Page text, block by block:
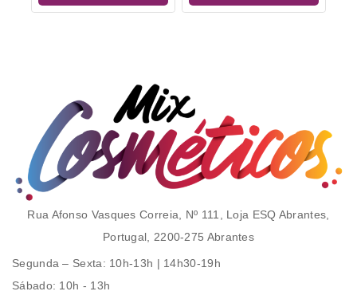
Rua Afonso Vasques Correia, Nº 111, Loja ESQ Abrantes,
Portugal, 2200-275 Abrantes
Segunda – Sexta: 10h-13h | 14h30-19h
Sábado: 10h - 13h